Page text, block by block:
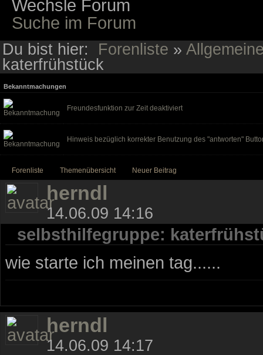
Wechsle Forum
Suche im Forum
Du bist hier: Forenliste »
katerfrühstück
Bekanntmachungen
Freundesfunktion zur Zeit deaktiviert
Hinweis bezüglich korrekter Benutzung des "antworten"
Forenliste Themenübersicht Neuer Beitrag
herndl
14.06.09 14:16
selbsthilfegruppe:
wie starte ich meinen tag......
herndl
14.06.09 14:17